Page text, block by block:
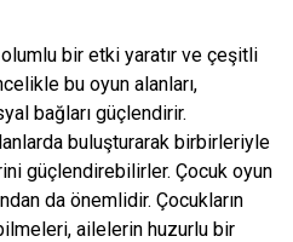
bir etki yaratır ve çeşitli
bu oyun alanları,
bağları güçlendirir.
buluşturarak birbirleriyle
güçlendirebilirler. Çocuk oyun
da önemlidir. Çocukların
ailelerin huzurlu bir